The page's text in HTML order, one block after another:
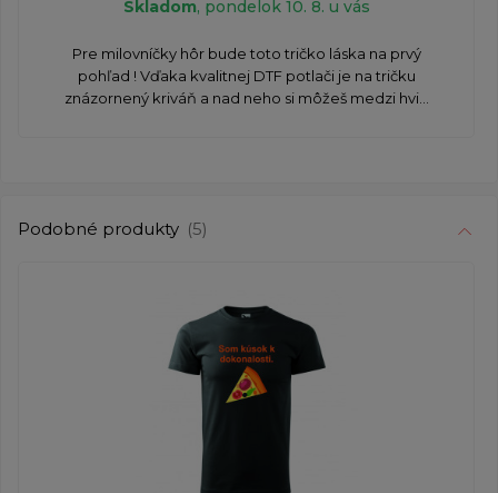
Skladom, pondelok 10. 8. u vás
Pre milovníčky hôr bude toto tričko láska na prvý
pohľad ! Vďaka kvalitnej DTF potlači je na tričku
znázornený kriváň a nad neho si môžeš medzi hvi...
Podobné produkty (5)